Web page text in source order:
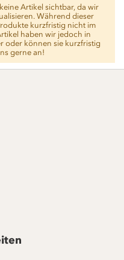
Artikel sichtbar, da wir
Während dieser
kurzfristig nicht im
haben wir jedoch in
oder können sie kurzfristig
gerne an!